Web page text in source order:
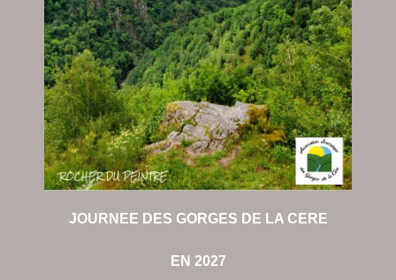
JOURNEE DES GORGES DE LA CERE
EN 2027